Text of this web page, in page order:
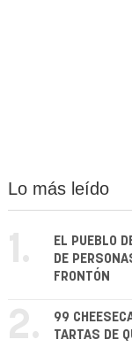
Lo más leído
1.
EL PUEBLO
DE
FRONTÓN
2.
99
TARTAS DE